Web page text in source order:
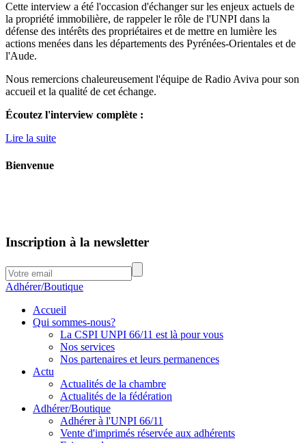
Cette interview a été l'occasion d'échanger sur les enjeux actuels de
la propriété immobilière, de rappeler le rôle de l'UNPI dans la
défense des intérêts des propriétaires et de mettre en lumière les
actions menées dans les départements des Pyrénées-Orientales et de
l'Aude.
Nous remercions chaleureusement l'équipe de Radio Aviva pour son
accueil et la qualité de cet échange.
Écoutez l'interview complète :
Lire la suite
Bienvenue
Inscription à la newsletter
Adhérer/Boutique
Accueil
Qui sommes-nous?
La CSPI UNPI 66/11 est là pour vous
Nos services
Nos partenaires et leurs permanences
Actu
Actualités de la chambre
Actualités de la fédération
Adhérer/Boutique
Adhérer à l'UNPI 66/11
Vente d'imprimés réservée aux adhérents